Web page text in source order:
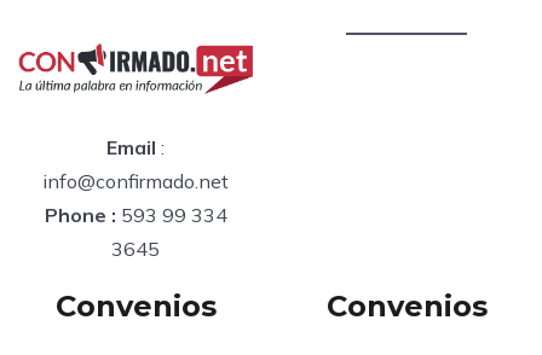
Email :
info@confirmado.net
Phone : 593 99 334
3645
Convenios Convenios